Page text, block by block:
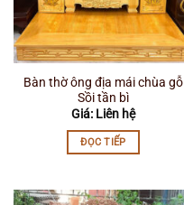
Bàn thờ ông địa mái chùa gỗ
Sồi tần bì
Giá: Liên hệ
ĐỌC TIẾP